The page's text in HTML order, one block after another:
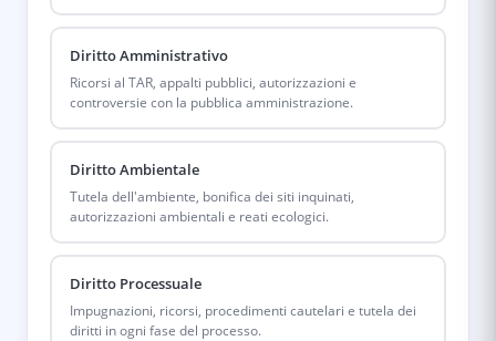
Diritto Amministrativo
Ricorsi al TAR, appalti pubblici, autorizzazioni e
controversie con la pubblica amministrazione.
Diritto Ambientale
Tutela dell'ambiente, bonifica dei siti inquinati,
autorizzazioni ambientali e reati ecologici.
Diritto Processuale
Impugnazioni, ricorsi, procedimenti cautelari e tutela dei
diritti in ogni fase del processo.